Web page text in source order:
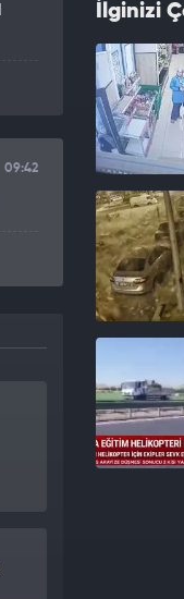
09:42
İlginizi